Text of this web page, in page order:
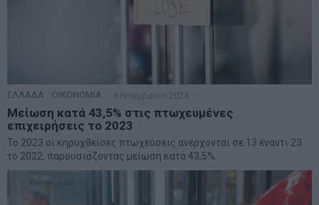
ΕΛΛΑΔΑ ΟΙΚΟΝΟΜΙΑ 8 Νοεμβρίου 2024
Μείωση κατά 43,5% στις πτωχευμένες
επιχειρήσεις το 2023
Το 2023 οι κηρυχθείσες πτωχεύσεις ανέρχονται σε 13 έναντι 23
το 2022, παρουσιάζοντας μείωση κατά 43,5%.